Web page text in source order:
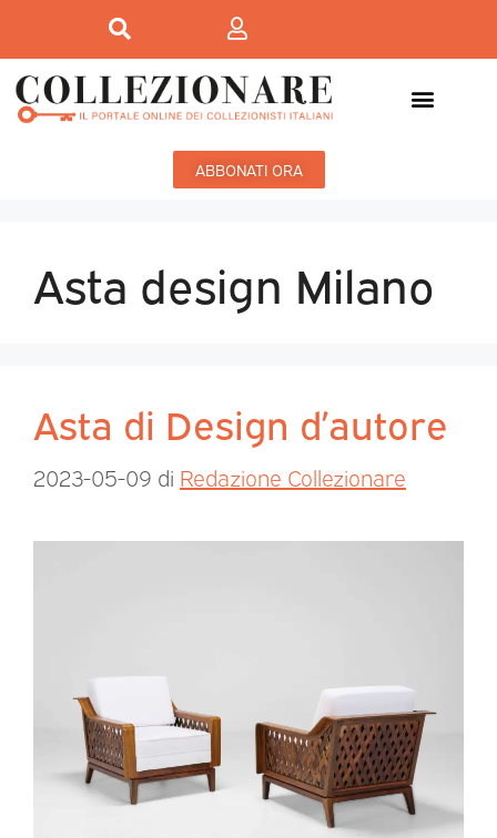
ABBONATI ORA
Asta design Milano
Asta di Design d’autore
2023-05-09 di Redazione Collezionare